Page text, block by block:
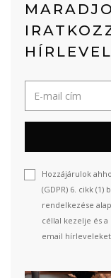
Hozzájárulok
(GDPR) 6. cikk
rendelkezése
céllal kezelje és
email